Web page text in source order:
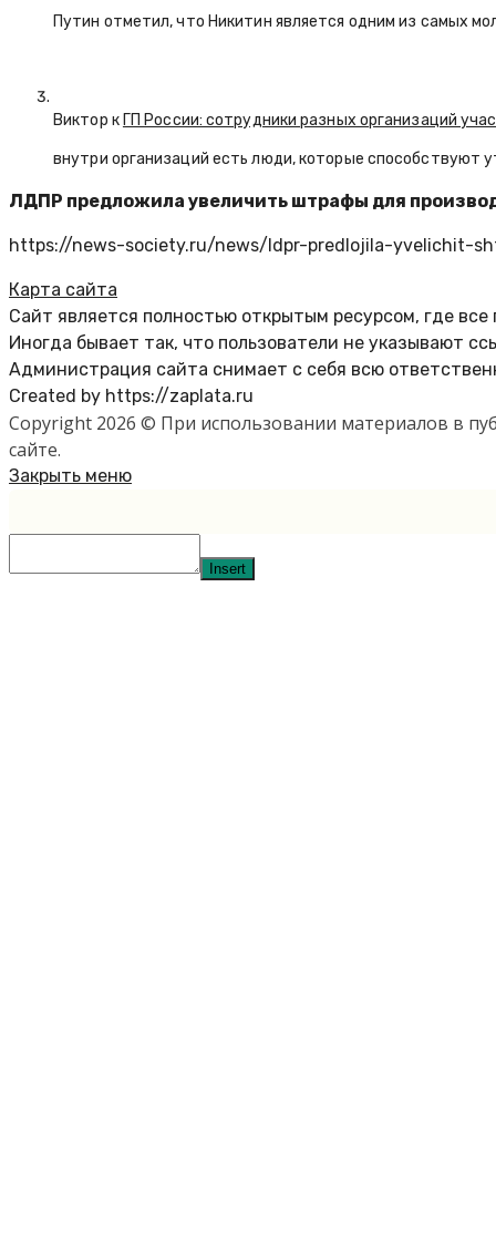
Путин отметил, что Никитин является одним из самых
Виктор к ГП России: сотрудники разных организаций
внутри организаций есть люди, которые способствуют
ЛДПР предложила увеличить штрафы для
https://news-society.ru/news/ldpr-predlojila-yvelichit-
Карта сайта
Сайт является полностью открытым ресурсом, где
Иногда бывает так, что пользователи не указывают
Администрация сайта снимает с себя всю
Created by https://zaplata.ru
Copyright 2026 © При использовании материалов в
сайте.
Закрыть меню
Insert